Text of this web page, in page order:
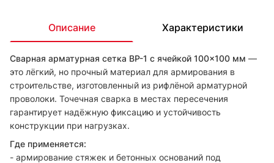
Описание Характеристики
Сварная арматурная сетка ВР-1 с ячейкой 100×100 мм —
это лёгкий, но прочный материал для армирования в
строительстве, изготовленный из рифлёной арматурной
проволоки. Точечная сварка в местах пересечения
гарантирует надёжную фиксацию и устойчивость
конструкции при нагрузках.
Где применяется:
- армирование стяжек и бетонных оснований под